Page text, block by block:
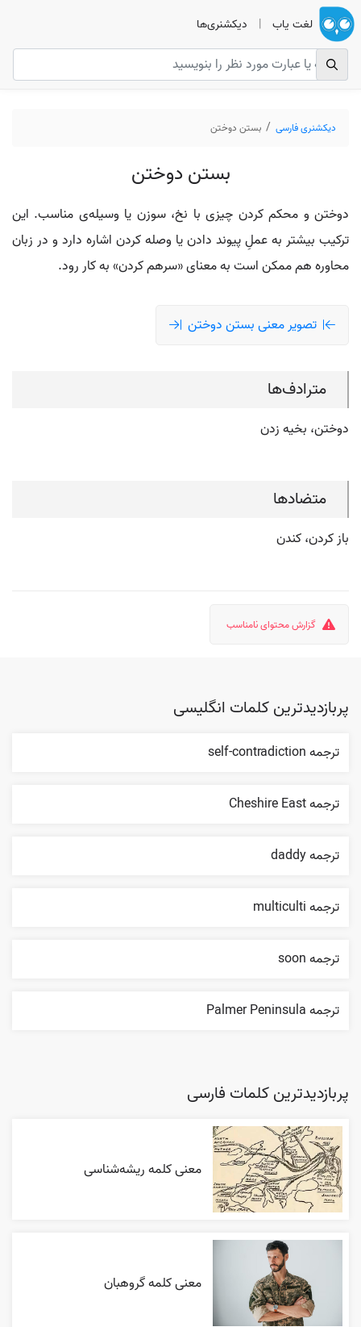
لغت یاب | دیکشنری‌ها
دیکشنری فارسی بستن دوختن
بستن دوختن
دوختن و محکم کردن چیزی با نخ، سوزن یا وسیله‌ی مناسب. این
ترکیب بیشتر به عملِ پیوند دادن یا وصله کردن اشاره دارد و در زبان
محاوره هم ممکن است به معنای «سرهم کردن» به کار رود.
تصویر معنی بستن دوختن
مترادف‌ها
دوختن، بخیه زدن
متضادها
باز کردن، کندن
گزارش محتوای نامناسب
پربازدیدترین کلمات انگلیسی
ترجمه self-contradiction
ترجمه Cheshire East
ترجمه daddy
ترجمه multiculti
ترجمه soon
ترجمه Palmer Peninsula
پربازدیدترین کلمات فارسی
معنی کلمه ریشه‌شناسی
معنی کلمه گروهبان